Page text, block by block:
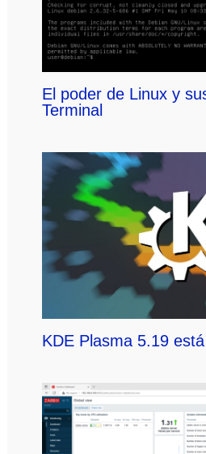
El poder de Linux y
Terminal
KDE Plasma 5.19